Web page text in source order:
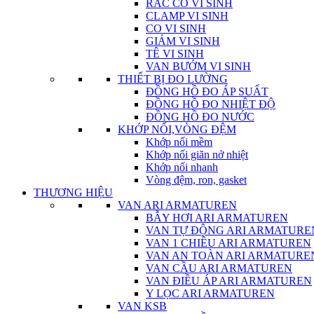
RẮC CO VI SINH
CLAMP VI SINH
CO VI SINH
GIẢM VI SINH
TÊ VI SINH
VAN BƯỚM VI SINH
THIẾT BỊ ĐO LƯỜNG
ĐỒNG HỒ ĐO ÁP SUẤT
ĐỒNG HỒ ĐO NHIỆT ĐỘ
ĐỒNG HỒ ĐO NƯỚC
KHỚP NỐI,VÒNG ĐỆM
Khớp nối mềm
Khớp nối giãn nở nhiệt
Khớp nối nhanh
Vòng đệm, ron, gasket
THƯƠNG HIỆU
VAN ARI ARMATUREN
BẪY HƠI ARI ARMATUREN
VAN TỰ ĐỘNG ARI
VAN 1 CHIỀU ARI ARMATUREN
VAN AN TOÀN ARI
VAN CẦU ARI ARMATUREN
VAN ĐIỀU ÁP ARI ARMATUREN
Y LỌC ARI ARMATUREN
VAN KSB